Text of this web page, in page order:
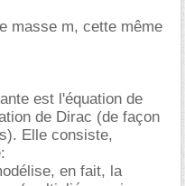
masse m, cette même
est l'équation de
de Dirac (de façon
Elle consiste,
en fait, la